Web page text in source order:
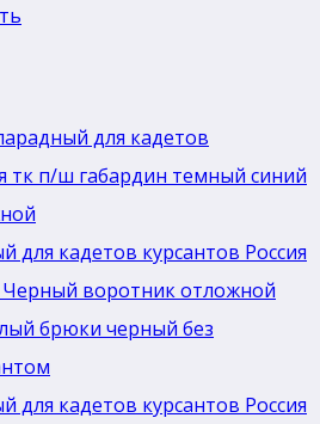
для кадетов
тк п/ш габардин темный синий
для кадетов курсантов Россия
воротник отложной
брюки черный без
для кадетов курсантов Россия